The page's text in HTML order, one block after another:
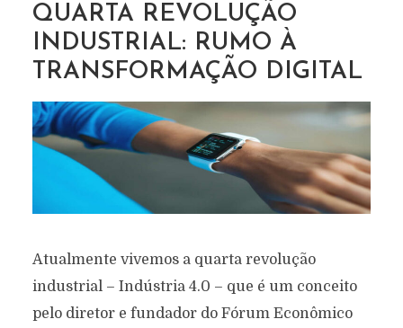
QUARTA REVOLUÇÃO
INDUSTRIAL: RUMO À
TRANSFORMAÇÃO DIGITAL
Atualmente vivemos a quarta revolução
industrial – Indústria 4.0 – que é um conceito
pelo diretor e fundador do Fórum Econômico